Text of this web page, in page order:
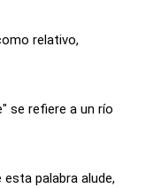
relativo,
se refiere a un río
palabra alude,